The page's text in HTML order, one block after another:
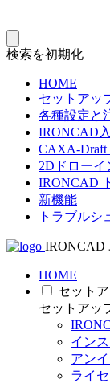
検索を初期化
HOME
セットアッ
各種設定と
IRONCAD
CAXA-Draft
2Dドローイ
IRONCAD
新機能
トラブルシ
IRONCAD
HOME
セット
セットアッ
イン
アン
ライ